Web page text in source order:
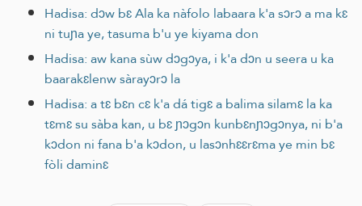
Hadisa: dɔw bɛ Ala ka nàfolo labaara k'a sɔrɔ a ma kɛ
ni tuɲa ye, tasuma b'u ye kiyama don
Hadisa: aw kana sùw dɔgɔya, i k'a dɔn u seera u ka
baarakɛlenw sàrayɔrɔ la
Hadisa: a tɛ bɛn cɛ k'a dá tigɛ a balima silamɛ la ka
tɛmɛ su sàba kan, u bɛ ɲɔgɔn kunbɛnɲɔgɔnya, ni b'a
kɔdon ni fana b'a kɔdon, u lasɔnhɛɛrɛma ye min bɛ
fòli daminɛ